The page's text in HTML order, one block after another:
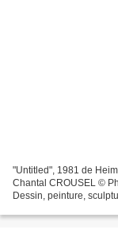
"Untitled", 1981 de
Chantal CROUSEL ©
Dessin, peinture,